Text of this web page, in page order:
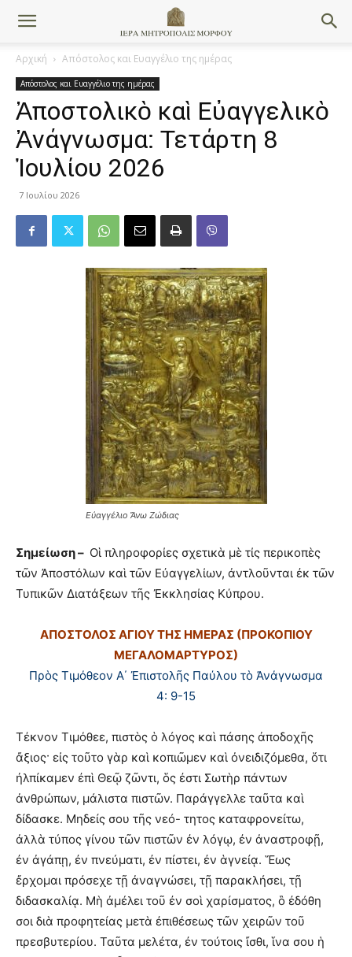
Αρχική Απόστολος και Ευαγγέλιο της ημέρας
Απόστολος και Ευαγγέλιο της ημέρας
Ἀποστολικὸ καὶ Εὐαγγελικὸ
Ἀνάγνωσμα: Τετάρτη 8
Ἰουλίου 2026
7 Ιουλίου 2026
Εὐαγγέλιο Ἄνω Ζώδιας
Σημείωση – Οἱ πληροφορίες σχετικὰ μὲ τίς περικοπὲς
τῶν Ἀποστόλων καὶ τῶν Εὐαγγελίων, ἀντλοῦνται ἐκ τῶν
Τυπικῶν Διατάξεων τῆς Ἐκκλησίας Κύπρου.
ΑΠΟΣΤΟΛΟΣ ΑΓΙΟΥ ΤΗΣ ΗΜΕΡΑΣ (ΠΡΟΚΟΠΙΟΥ
ΜΕΓΑΛΟΜΑΡΤΥΡΟΣ)
Πρὸς Τιμόθεον Α΄ Ἐπιστολῆς Παύλου τὸ Ἀνάγνωσμα
4: 9-15
Τέκνον Τιμόθεε, πιστὸς ὁ λόγος καὶ πάσης ἀποδοχῆς
ἄξιος· εἰς τοῦτο γὰρ καὶ κοπιῶμεν καὶ ὀνειδιζόμεθα, ὅτι
ἠλπίκαμεν ἐπὶ Θεῷ ζῶντι, ὅς ἐστι Σωτὴρ πάντων
ἀνθρώπων, μάλιστα πιστῶν. Παράγγελλε ταῦτα καὶ
δίδασκε. Μηδείς σου τῆς νεό- τητος καταφρονείτω,
ἀλλὰ τύπος γίνου τῶν πιστῶν ἐν λόγῳ, ἐν ἀναστροφῇ,
ἐν ἀγάπῃ, ἐν πνεύματι, ἐν πίστει, ἐν ἁγνείᾳ. Ἕως
ἔρχομαι πρόσεχε τῇ ἀναγνώσει, τῇ παρακλήσει, τῇ
διδασκαλίᾳ. Μὴ ἀμέλει τοῦ ἐν σοὶ χαρίσματος, ὃ ἐδόθη
σοι διὰ προφητείας μετὰ ἐπιθέσεως τῶν χειρῶν τοῦ
πρεσβυτερίου. Ταῦτα μελέτα, ἐν τούτοις ἴσθι, ἵνα σου ἡ